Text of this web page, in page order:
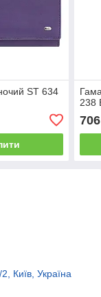
ST 634
238
706
Київ, Україна